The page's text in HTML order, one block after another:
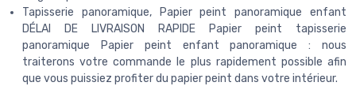
Tapisserie panoramique, Papier peint panoramique enfant
DÉLAI DE LIVRAISON RAPIDE Papier peint tapisserie
panoramique Papier peint enfant panoramique : nous
traiterons votre commande le plus rapidement possible afin
que vous puissiez profiter du papier peint dans votre intérieur.